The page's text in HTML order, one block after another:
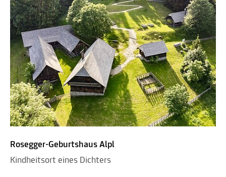
Rosegger-Geburtshaus Alpl
Kindheitsort eines Dichters